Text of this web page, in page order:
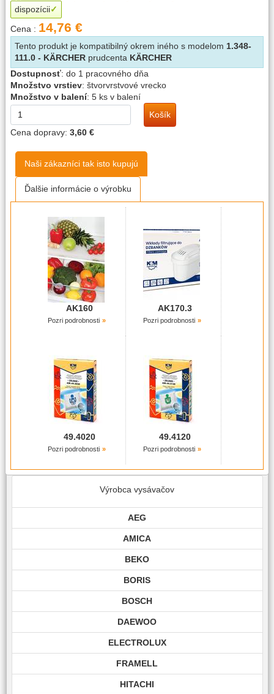
dispozícii
Cena : 14,76 €
Tento produkt je kompatibilný okrem iného s modelom 1.348-
111.0 - KÄRCHER prudcenta KÄRCHER
Dostupnosť: do 1 pracovného dňa
Množstvo vrstiev: štvorvrstvové vrecko
Množstvo v balení: 5 ks v balení
Košík
Cena dopravy: 3,60 €
Naši zákazníci tak isto kupujú
Ďalšie informácie o výrobku
AK160
Pozri podrobnosti
AK170.3
Pozri podrobnosti
49.4020
Pozri podrobnosti
49.4120
Pozri podrobnosti
Výrobca vysávačov
AEG
AMICA
BEKO
BORIS
BOSCH
DAEWOO
ELECTROLUX
FRAMELL
HITACHI